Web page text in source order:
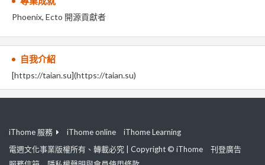
Phoenix, Ecto 開源貢獻者
自我介紹
[https://taian.su](https://taian.su)
iThome 服務 iThome online
iThome Learning
電週文化事業版權所有、轉載必究 | Copyright © iThome
刊登廣告